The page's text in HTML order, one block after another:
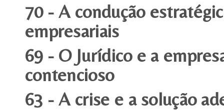
70 - A condução
empresariais
69 - O Jurídico e a
contencioso
63 - A crise e a solução